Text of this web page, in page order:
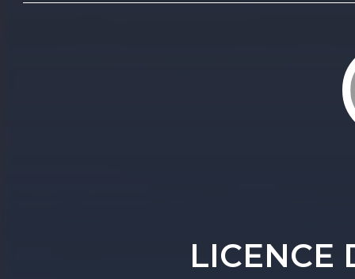
LICENCE